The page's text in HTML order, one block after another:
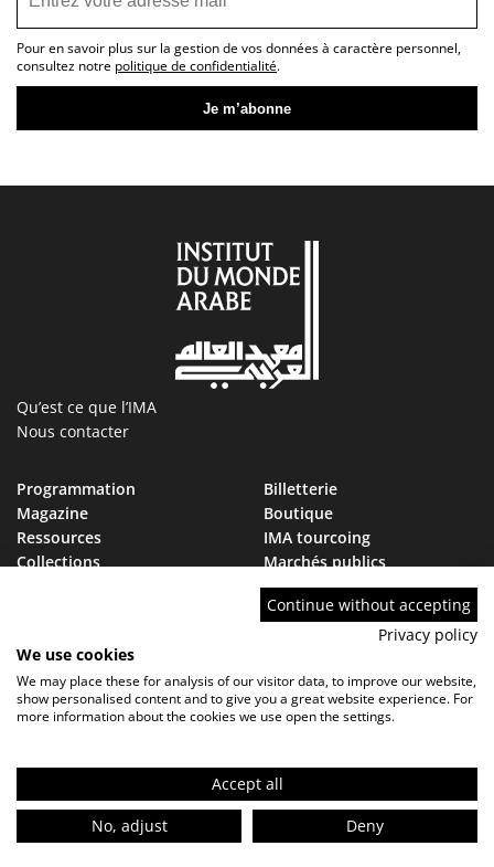
Infos pratiques
Pour en savoir plus sur la gestion de vos données à caractère personnel,
consultez notre politique de confidentialité.
Qu’est ce que l’IMA
Nous contacter
Programmation
Magazine
Ressources
Collections
Billetterie
Boutique
IMA tourcoing
Marchés publics
Nous rejoindre
FR
Continue without accepting
Privacy policy
We use cookies
We may place these for analysis of our visitor data, to improve our website,
show personalised content and to give you a great website experience. For
more information about the cookies we use open the settings.
Accept all
No, adjust
Deny